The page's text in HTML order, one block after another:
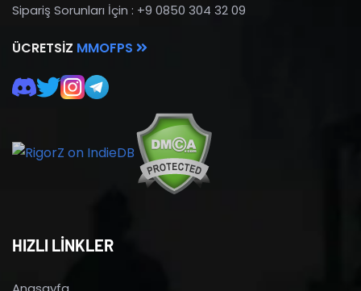
Sipariş Sorunları İçin : +9 0850 304 32 09
ÜCRETSIZ MMOFPS
HIZLI LİNKLER